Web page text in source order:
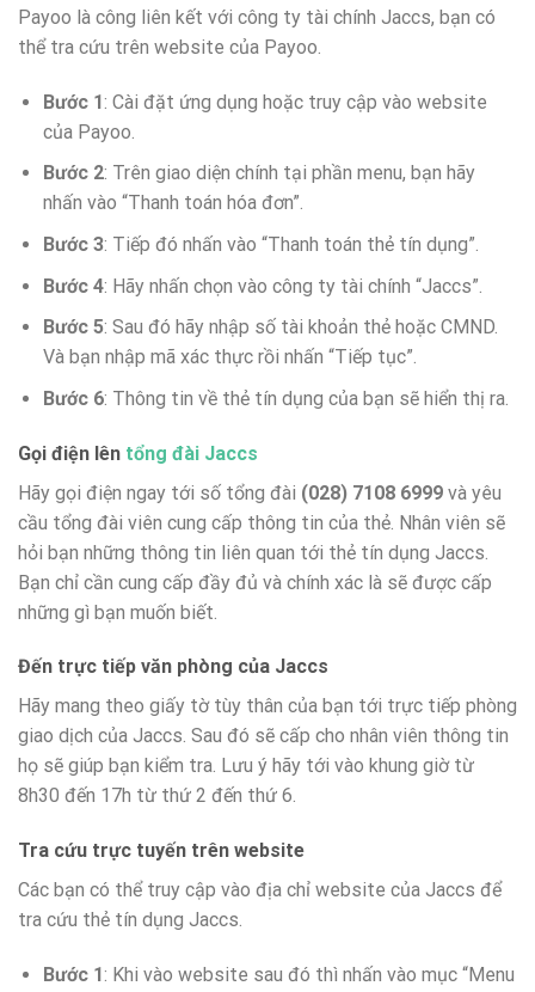
Payoo là công liên kết với công ty tài chính Jaccs, bạn có
thể tra cứu trên website của Payoo.
Bước 1: Cài đặt ứng dụng hoặc truy cập vào website
của Payoo.
Bước 2: Trên giao diện chính tại phần menu, bạn hãy
nhấn vào “Thanh toán hóa đơn”.
Bước 3: Tiếp đó nhấn vào “Thanh toán thẻ tín dụng”.
Bước 4: Hãy nhấn chọn vào công ty tài chính “Jaccs”.
Bước 5: Sau đó hãy nhập số tài khoản thẻ hoặc CMND.
Và bạn nhập mã xác thực rồi nhấn “Tiếp tục”.
Bước 6: Thông tin về thẻ tín dụng của bạn sẽ hiển thị ra.
Gọi điện lên tổng đài Jaccs
Hãy gọi điện ngay tới số tổng đài (028) 7108 6999 và yêu
cầu tổng đài viên cung cấp thông tin của thẻ. Nhân viên sẽ
hỏi bạn những thông tin liên quan tới thẻ tín dụng Jaccs.
Bạn chỉ cần cung cấp đầy đủ và chính xác là sẽ được cấp
những gì bạn muốn biết.
Đến trực tiếp văn phòng của Jaccs
Hãy mang theo giấy tờ tùy thân của bạn tới trực tiếp phòng
giao dịch của Jaccs. Sau đó sẽ cấp cho nhân viên thông tin
họ sẽ giúp bạn kiểm tra. Lưu ý hãy tới vào khung giờ từ
8h30 đến 17h từ thứ 2 đến thứ 6.
Tra cứu trực tuyến trên website
Các bạn có thể truy cập vào địa chỉ website của Jaccs để
tra cứu thẻ tín dụng Jaccs.
Bước 1: Khi vào website sau đó thì nhấn vào mục “Menu